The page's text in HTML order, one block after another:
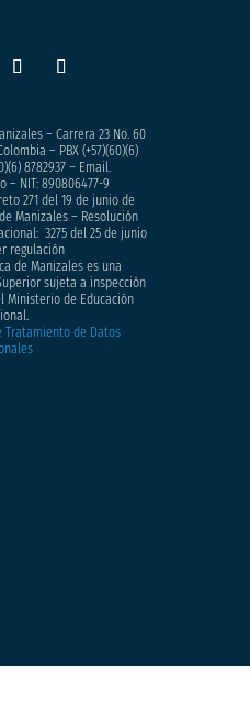
– Carrera 23 No. 60
– PBX (+57)(60)(6)
8782937 – Email.
– NIT: 890806477-9
271 del 19 de junio de
Manizales – Resolución
3275 del 25 de junio
regulación
de Manizales es una
sujeta a inspección
Ministerio de Educación
Tratamiento de Datos